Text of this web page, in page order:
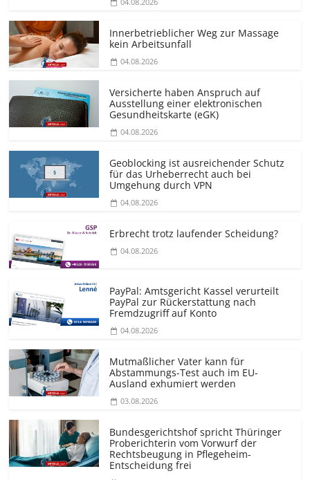
Innerbetrieblicher Weg zur Massage
kein Arbeitsunfall
04.08.2026
Versicherte haben Anspruch auf
Ausstellung einer elektronischen
Gesundheitskarte (eGK)
04.08.2026
Geoblocking ist ausreichender Schutz
für das Urheberrecht auch bei
Umgehung durch VPN
04.08.2026
Erbrecht trotz laufender Scheidung?
04.08.2026
PayPal: Amtsgericht Kassel verurteilt
PayPal zur Rückerstattung nach
Fremdzugriff auf Konto
04.08.2026
Mutmaßlicher Vater kann für
Abstammungs-Test auch im EU-
Ausland exhumiert werden
03.08.2026
Bundesgerichtshof spricht Thüringer
Proberichterin vom Vorwurf der
Rechtsbeugung in Pflegeheim-
Entscheidung frei